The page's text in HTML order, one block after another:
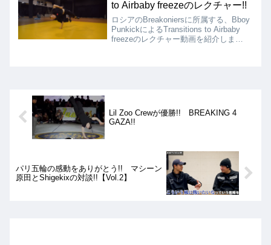
ています!!
to Airbaby freezeのレクチャー!!
ロシアのBreakoniersに所属する、Bboy
PunkickによるTransitions to Airbaby
freezeのレクチャー動画を紹介しま
Lil Zoo Crewが優勝!! BREAKING 4
GAZA!!
パリ五輪の感動をありがとう!! マシーン
原田とShigekixの対談!!【Vol.2】